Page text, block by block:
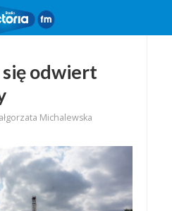
się odwiert
Michalewska